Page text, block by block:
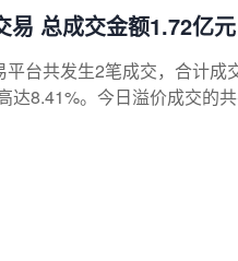
易 总成交金额1.72亿元
平台共发生2笔成交，合计
达8.41%。今日溢价成交的